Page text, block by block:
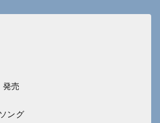
発売
ング